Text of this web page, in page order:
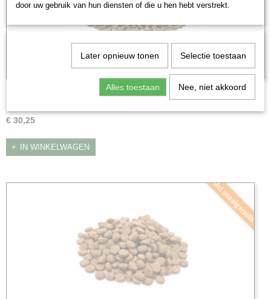
BBB Premium Pup Premium Puppy is een 100% hoogwaardige…
€ 30,25
IN WINKELWAGEN
Met smaakgarantie
door uw gebruik van hun diensten of die u hen hebt verstrekt.
Later opnieuw tonen Selectie toestaan
Alles toestaan Nee, niet akkoord